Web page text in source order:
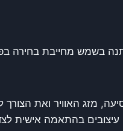
בשמש מחייבת בחירה
מזג האוויר ואת
בהתאמה אישית לצד